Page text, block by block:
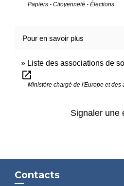
Papiers - Citoyenneté - Élections
Pour en savoir plus
Liste des associations de
open_in_new
Ministère chargé de l'Europe et des
Signaler une
Contacts